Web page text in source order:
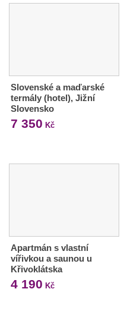
Slovenské a maďarské
termály (hotel), Jižní
Slovensko
7 350 Kč
Apartmán s vlastní
vířivkou a saunou u
Křivoklátska
4 190 Kč